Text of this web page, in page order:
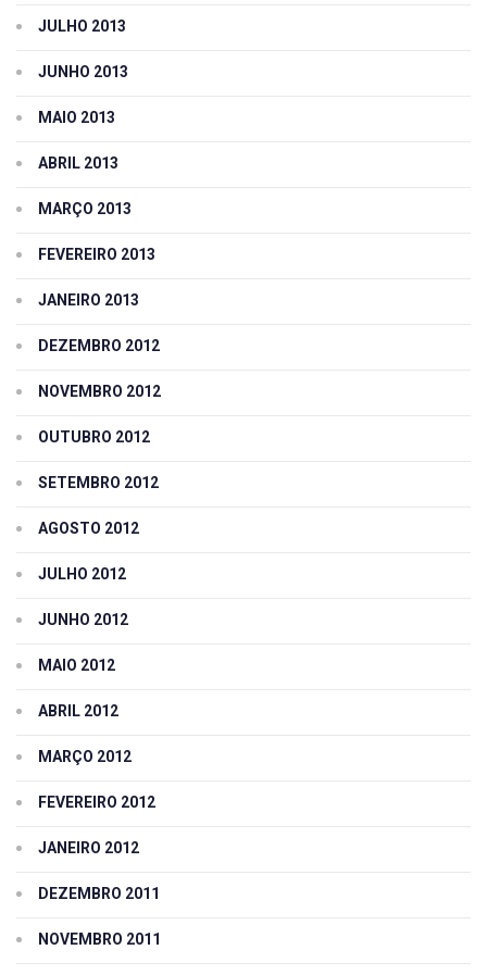
JULHO 2013
JUNHO 2013
MAIO 2013
ABRIL 2013
MARÇO 2013
FEVEREIRO 2013
JANEIRO 2013
DEZEMBRO 2012
NOVEMBRO 2012
OUTUBRO 2012
SETEMBRO 2012
AGOSTO 2012
JULHO 2012
JUNHO 2012
MAIO 2012
ABRIL 2012
MARÇO 2012
FEVEREIRO 2012
JANEIRO 2012
DEZEMBRO 2011
NOVEMBRO 2011